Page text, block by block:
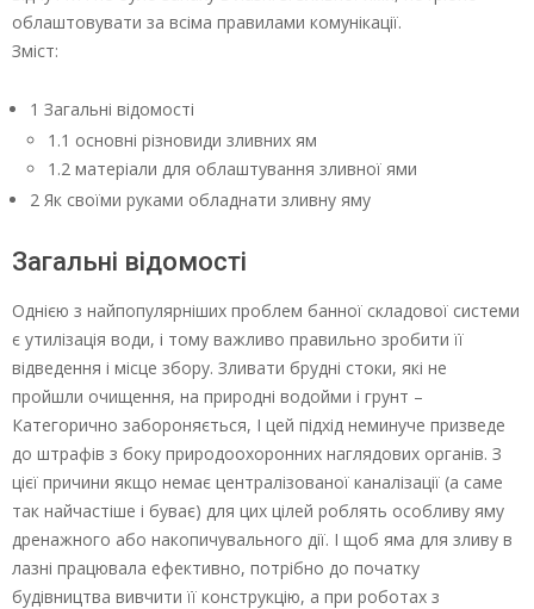
облаштовувати за всіма правилами комунікації.
Зміст:
1 Загальні відомості
1.1 основні різновиди зливних ям
1.2 матеріали для облаштування зливної ями
2 Як своїми руками обладнати зливну яму
Загальні відомості
Однією з найпопулярніших проблем банної складової системи
є утилізація води, і тому важливо правильно зробити її
відведення і місце збору. Зливати брудні стоки, які не
пройшли очищення, на природні водойми і грунт –
Категорично забороняється, І цей підхід неминуче призведе
до штрафів з боку природоохоронних наглядових органів. З
цієї причини якщо немає централізованої каналізації (а саме
так найчастіше і буває) для цих цілей роблять особливу яму
дренажного або накопичувального дії. І щоб яма для зливу в
лазні працювала ефективно, потрібно до початку
будівництва вивчити її конструкцію, а при роботах з